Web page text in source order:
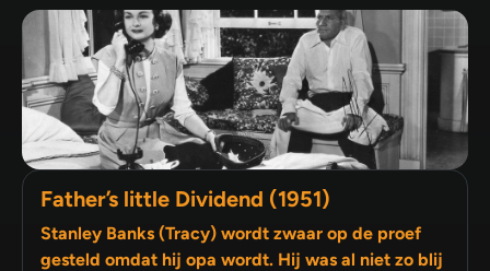
Father’s little Dividend (1951)
Stanley Banks (Tracy) wordt zwaar op de proef
gesteld omdat hij opa wordt. Hij was al niet zo blij